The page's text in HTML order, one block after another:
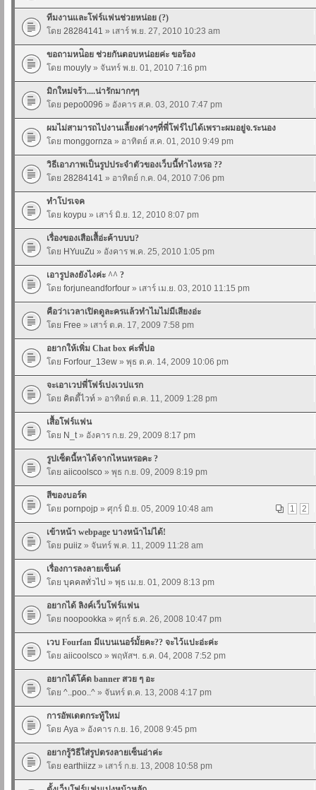
ทีมงานและโฟร์แฟนช่วยหน่อย (?)
โดย 28284141 » เสาร์ พ.ย. 27, 2010 10:23 am
ขอถามหน่ิอย ช่วยกันตอบหน่อยค่ะ ขอร้อง
โดย mouyly » จันทร์ พ.ย. 01, 2010 7:16 pm
มิกใหม่จร้า....น่ารักมากๆๆ
โดย pepo0096 » อังคาร ส.ค. 03, 2010 7:47 pm
ผมไม่สามารถไปงานเลี้ยงต่างๆที่พี่โฟร์ไปได้เพราะผมอยู่จ.ระนอง
โดย monggornza » อาทิตย์ ส.ค. 01, 2010 9:49 pm
วิธีเอาภาพเป็นรูปประจำตัวของเว็บนี้ทำไงหรอ ??
โดย 28284141 » อาทิตย์ ก.ค. 04, 2010 7:06 pm
ทำโปรเจค
โดย koypu » เสาร์ มิ.ย. 12, 2010 8:07 pm
เรื่องของเสือเสื้อ่ะค้าบบบ?
โดย HYuuZu » อังคาร พ.ค. 25, 2010 1:05 pm
เอารูปลงยังไงค่ะ ^^ ?
โดย forjuneandforfour » เสาร์ เม.ย. 03, 2010 11:15 pm
คือว่าเวลาเปิดดูละครแล้วทำไมไม่มีเสียงอ่ะ
โดย Free » เสาร์ ต.ค. 17, 2009 7:58 pm
อยากให้เพิ่ม Chat box ค่ะพี่ปอ
โดย Forfour_13ew » พุธ ต.ค. 14, 2009 10:06 pm
จะเอาเวปพี่โฟร์เปงเวปแรก
โดย คิตตี้ไวท์ » อาทิตย์ ต.ค. 11, 2009 1:28 pm
เสื้อโฟร์แฟน
โดย N_t» อังคาร ก.ย. 29, 2009 8:17 pm
รูปเซ็ตนี้หาได้จากไหนหรอคะ ?
โดย aiicoolsco » พุธ ก.ย. 09, 2009 8:19 pm
สีของบอร์ด
1
2
โดย pornpojp » ศุกร์ มิ.ย. 05, 2009 10:48 am
เข้าหน้า webpage บางหน้าไม่ได้!
โดย puiiz » จันทร์ พ.ค. 11, 2009 11:28 am
เรื่องการลงลายเซ็นต์
โดย บุคคลทั่วไป » พุธ เม.ย. 01, 2009 8:13 pm
อยากได้ ลิงค์เว็บโฟร์แฟน
โดย noopookka » ศุกร์ ธ.ค. 26, 2008 10:47 pm
เวบ Fourfan มีแบนเนอร์มั้ยคะ?? จะไว้แปะอ่ะค่ะ
โดย aiicoolsco » พฤหัสฯ. ธ.ค. 04, 2008 7:52 pm
อยากได้โค้ด banner สวย ๆ อะ
โดย ^..poo..^ » จันทร์ ต.ค. 13, 2008 4:17 pm
การอัพเดตกระทู้ใหม่
โดย Aya » อังคาร ก.ย. 16, 2008 9:45 pm
อยากรู้วิธีใส่รูปตรงลายเซ็นอ่าค่ะ
โดย earthiizz » เสาร์ ก.ย. 13, 2008 10:58 pm